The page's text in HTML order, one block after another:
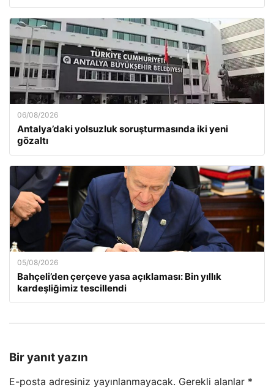
06/08/2026
Antalya’daki yolsuzluk soruşturmasında iki yeni
gözaltı
05/08/2026
Bahçeli’den çerçeve yasa açıklaması: Bin yıllık
kardeşliğimiz tescillendi
Bir yanıt yazın
E-posta adresiniz yayınlanmayacak. Gerekli alanlar *